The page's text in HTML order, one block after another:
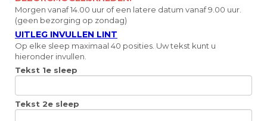
Morgen vanaf 14.00 uur of een latere datum vanaf 9.00 uur.
(geen bezorging op zondag)
UITLEG INVULLEN LINT
Op elke sleep maximaal 40 posities. Uw tekst kunt u
hieronder invullen.
Tekst 1e sleep
Tekst 2e sleep